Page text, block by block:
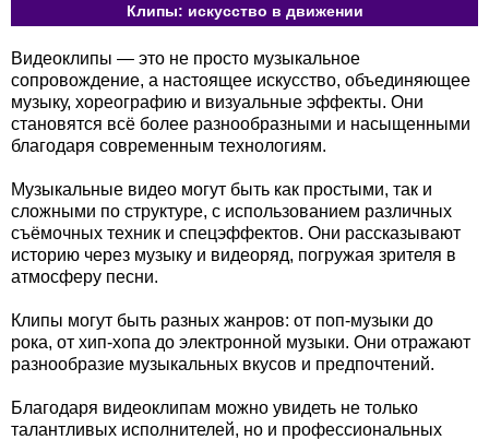
Клипы: искусство в движении
Видеоклипы — это не просто музыкальное
сопровождение, а настоящее искусство, объединяющее
музыку, хореографию и визуальные эффекты. Они
становятся всё более разнообразными и насыщенными
благодаря современным технологиям.
Музыкальные видео могут быть как простыми, так и
сложными по структуре, с использованием различных
съёмочных техник и спецэффектов. Они рассказывают
историю через музыку и видеоряд, погружая зрителя в
атмосферу песни.
Клипы могут быть разных жанров: от поп-музыки до
рока, от хип-хопа до электронной музыки. Они отражают
разнообразие музыкальных вкусов и предпочтений.
Благодаря видеоклипам можно увидеть не только
талантливых исполнителей, но и профессиональных